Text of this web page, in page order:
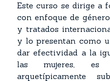
Este curso se dirige a
con enfoque de
y tratados
y lo presentan como
dar efectividad a la
las mujeres,
arquetípicamente